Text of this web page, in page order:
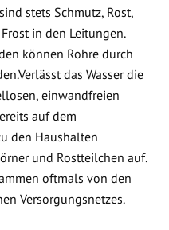
stets Schmutz, Rost,
in den Leitungen.
können Rohre durch
das Wasser die
einwandfreien
auf dem
den Haushalten
und Rostteilchen auf.
oftmals von den
Versorgungsnetzes.